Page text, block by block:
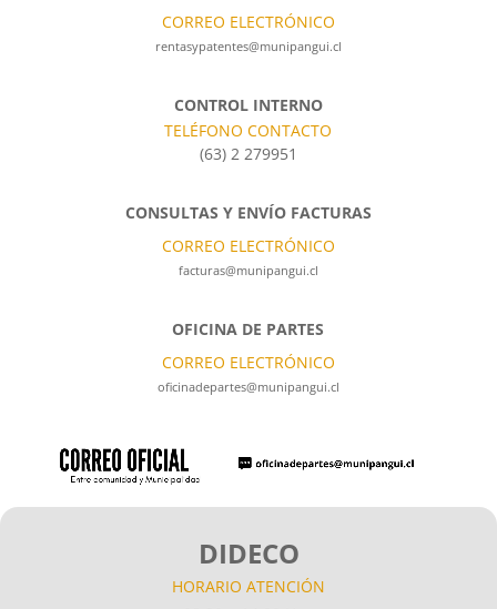
CORREO ELECTRÓNICO
rentasypatentes@munipangui.cl
CONTROL INTERNO
TELÉFONO CONTACTO
(63) 2 279951
CONSULTAS Y ENVÍO FACTURAS
CORREO ELECTRÓNICO
facturas@munipangui.cl
OFICINA DE PARTES
CORREO ELECTRÓNICO
oficinadepartes@munipangui.cl
DIDECO
HORARIO ATENCIÓN